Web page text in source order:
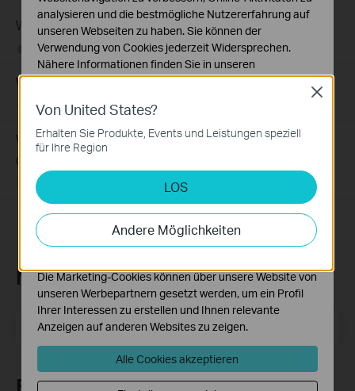
Wie finde ich die Seriennummer auf TP-Link-Geräten?
12-04-2019 489176views
Wie finde ich die Modellnummer meines TP-Link Geräts?
10-04-2018 7625176views
Wie finde ich die Hardware Version auf einem TP-Link
Gerät?
09-26-2016 views
Newsletter abonnieren
E-Mail-Adresse
Folge uns
Von United States?
Erhalten Sie Produkte, Events und Leistungen speziell
für Ihre Region
LOS
Andere Möglichkeiten
Close
analysieren und die bestmögliche Nutzererfahrung auf
unseren Webseiten zu haben. Sie können der
Verwendung von Cookies jederzeit Widersprechen.
Nähere Informationen finden Sie in unseren
Datenschutzhinweisen.
Notwendige Cookies
erforderlich und können in Ihren Systemen nicht
Analyse- und Marketing-Cookies
Analyse-Cookies ermöglichen es uns, Ihre Aktivitäten
auf unserer Website zu analysieren, um die
Funktionsweise unserer Website zu verbessern und
Die Marketing-Cookies können über unsere Website von
unseren Werbepartnern gesetzt werden, um ein Profil
Ihrer Interessen zu erstellen und Ihnen relevante
Anzeigen auf anderen Websites zu zeigen.
Alle Cookies akzeptieren